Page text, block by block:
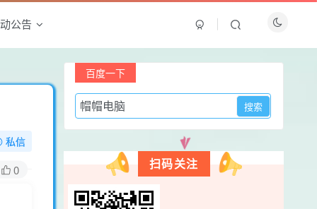
公告
私信
0
免费内容
请确认是否需要，购买后概不退款
百度一下
扫码关注